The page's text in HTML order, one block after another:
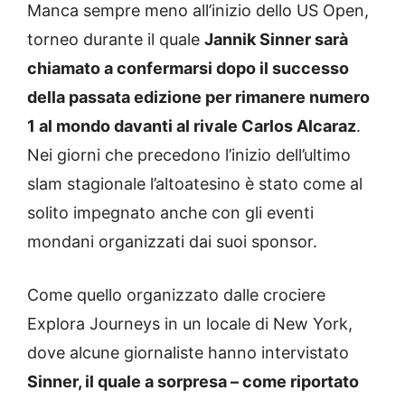
Manca sempre meno all’inizio dello US Open,
torneo durante il quale Jannik Sinner sarà
chiamato a confermarsi dopo il successo
della passata edizione per rimanere numero
1 al mondo davanti al rivale Carlos Alcaraz.
Nei giorni che precedono l’inizio dell’ultimo
slam stagionale l’altoatesino è stato come al
solito impegnato anche con gli eventi
mondani organizzati dai suoi sponsor.
Come quello organizzato dalle crociere
Explora Journeys in un locale di New York,
dove alcune giornaliste hanno intervistato
Sinner, il quale a sorpresa – come riportato